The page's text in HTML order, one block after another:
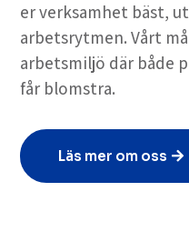
er verksamhet bäst,
arbetsrytmen. Vårt
arbetsmiljö där både
får blomstra.
Läs mer om oss